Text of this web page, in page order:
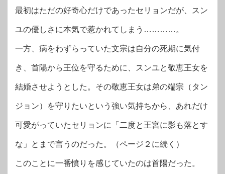
最初はただの好奇心だけであったセリョンだが、スン
ユの優しさに本気で惹かれてしまう…………。
一方、病をわずらっていた文宗は自分の死期に気付
き、首陽から王位を守るために、スンユと敬恵王女を
結婚させようとした。その敬恵王女は弟の端宗（タン
ジョン）を守りたいという強い気持ちから、あれだけ
可愛がっていたセリョンに「二度と王宮に影も落とす
な」とまで言うのだった。（ページ２に続く）
このことに一番憤りを感じていたのは首陽だった。